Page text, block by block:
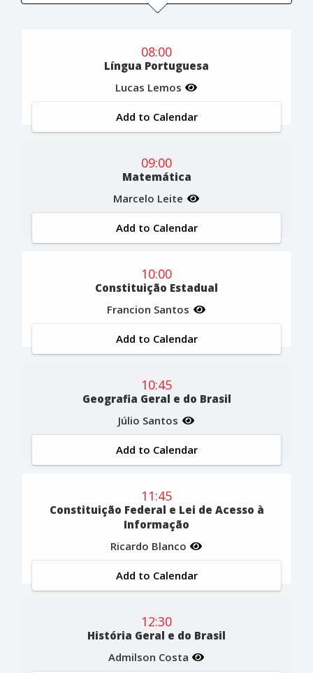
08:00
Língua Portuguesa
Lucas Lemos
Add to Calendar
09:00
Matemática
Marcelo Leite
Add to Calendar
10:00
Constituição Estadual
Francion Santos
Add to Calendar
10:45
Geografia Geral e do Brasil
Júlio Santos
Add to Calendar
11:45
Constituição Federal e Lei de Acesso à
Informação
Ricardo Blanco
Add to Calendar
12:30
História Geral e do Brasil
Admilson Costa